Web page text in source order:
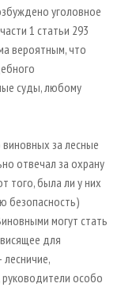
уголовное
1 статьи 293
вероятным, что
суды, любому
за лесные
отвечал за охрану
того, была ли у них
безопасность)
могут стать
для
руководители особо